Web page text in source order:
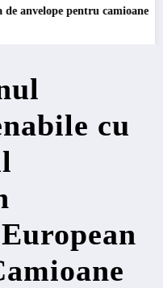
Lars
cu